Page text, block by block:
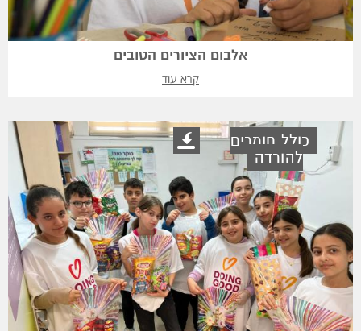
אלבום הציורים הטובים
קרא עוד
כולל חומרים
להורדה